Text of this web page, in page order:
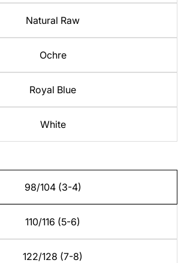
Natural Raw
Ochre
Royal Blue
White
98/104 (3-4)
110/116 (5-6)
122/128 (7-8)